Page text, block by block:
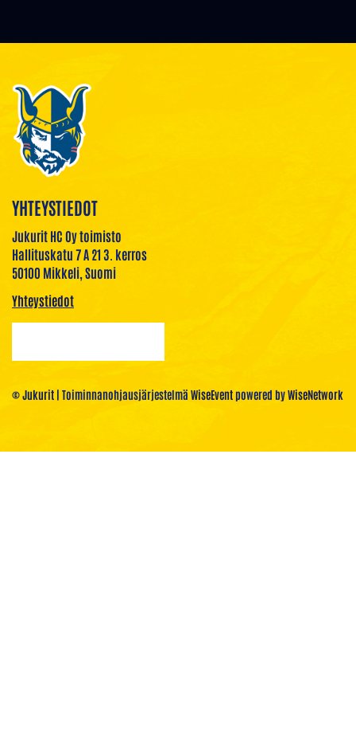
YHTEYSTIEDOT
Jukurit HC Oy toimisto
Hallituskatu 7 A 21 3. kerros
50100 Mikkeli, Suomi
Yhteystiedot
© Jukurit | Toiminnanohjausjärjestelmä WiseEventpowered byWiseNetwork